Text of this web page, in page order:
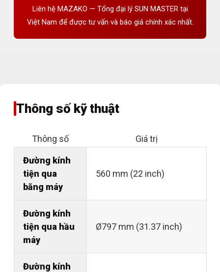
Liên hệ MAZAKO — Tổng đại lý SUN MASTER tại
Việt Nam để được tư vấn và báo giá chính xác nhất.
Thông số kỹ thuật
Thông số Giá trị
Đường kính
tiện qua
băng máy
560 mm (22 inch)
Đường kính
tiện qua hầu
máy
Ø797 mm (31.37 inch)
Đường kính